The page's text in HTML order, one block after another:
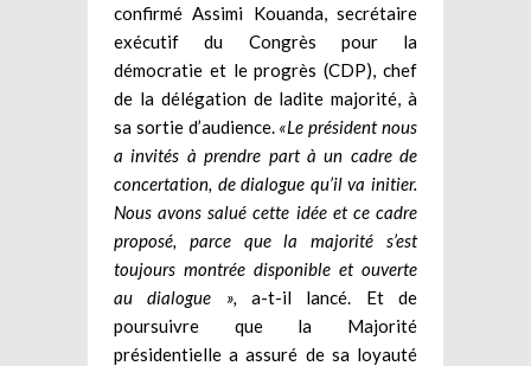
confirmé Assimi Kouanda, secrétaire
exécutif du Congrès pour la
démocratie et le progrès (CDP), chef
de la délégation de ladite majorité, à
sa sortie d’audience. «Le président nous
a invités à prendre part à un cadre de
concertation, de dialogue qu’il va initier.
Nous avons salué cette idée et ce cadre
proposé, parce que la majorité s’est
toujours montrée disponible et ouverte
au dialogue »,
a-t-il lancé. Et de
poursuivre que la Majorité
présidentielle a assuré de sa loyauté